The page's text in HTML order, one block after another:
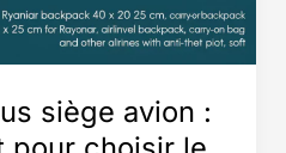
siège avion :